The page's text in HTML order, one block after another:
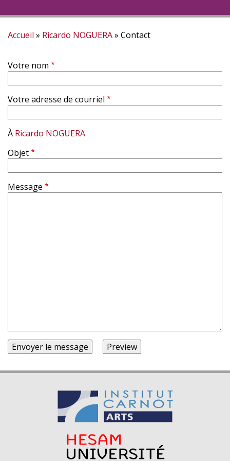
d'Ariane
Accueil Ricardo NOGUERA Contact
Votre nom
Votre adresse de courriel
À Ricardo NOGUERA
Objet
Message